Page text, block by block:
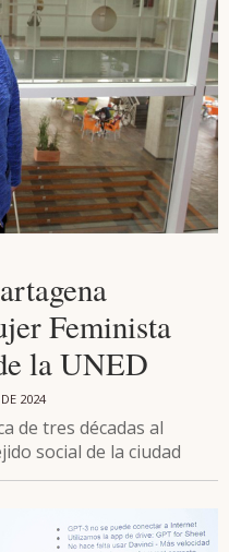
Feminista
la UNED
2024
de tres décadas al
social de la ciudad